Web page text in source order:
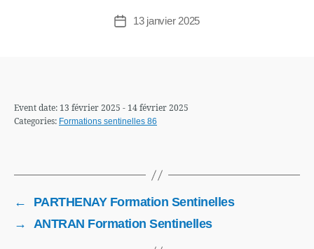
Date13 janvier 2025
Event date: 13 février 2025 - 14 février 2025
Categories: Formations sentinelles 86
←
PARTHENAY Formation Sentinelles
→
ANTRAN Formation Sentinelles